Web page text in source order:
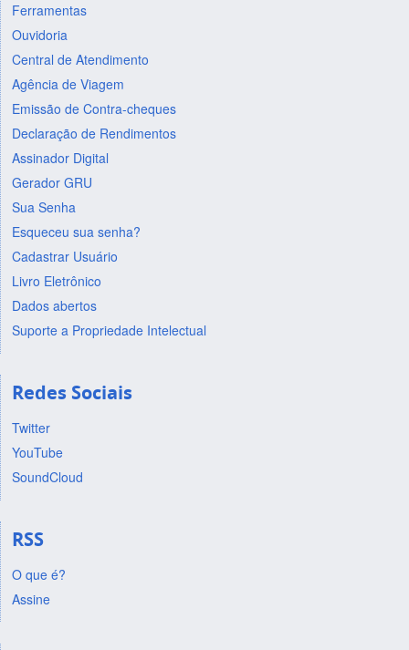
Ferramentas
Ouvidoria
Central de Atendimento
Agência de Viagem
Emissão de Contra-cheques
Declaração de Rendimentos
Assinador Digital
Gerador GRU
Sua Senha
Esqueceu sua senha?
Cadastrar Usuário
Livro Eletrônico
Dados abertos
Suporte a Propriedade Intelectual
Redes Sociais
Twitter
YouTube
SoundCloud
RSS
O que é?
Assine